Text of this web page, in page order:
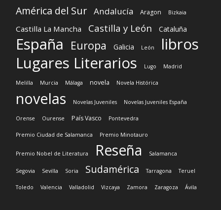
América del Sur Andalucía Aragon Bizkaia
Castilla La Mancha Castilla y León Cataluña
España Europa Galicia León
libros
Lugares Literarios
Lugo Madrid
Melilla Murcia Málaga novela Novela Histórica
novelas Novelas Juveniles Novelas Juveniles España
Orense Ourense País Vasco Pontevedra
Premio Ciudad de Salamanca Premio Minotauro
Premio Nobel de Literatura Reseña Salamanca
Segovia Sevilla Soria Sudamérica Tarragona Teruel
Toledo Valencia Valladolid Vizcaya Zamora Zaragoza Ávila